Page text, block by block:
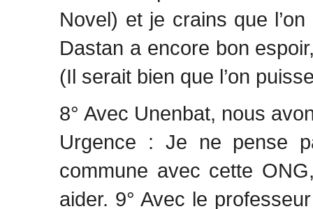
Novel) et je crains que
Dastan a encore bon
(Il serait bien que l’on
8° Avec Unenbat, nous
Urgence : Je ne pense
commune avec cette
aider. 9° Avec le